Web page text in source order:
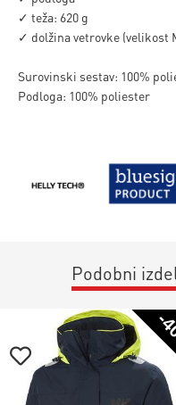
✓ teža: 620 g
✓ dolžina vetrovke (velikost
Surovinski sestav: 100%
Podloga: 100% poliester
Podobni
-